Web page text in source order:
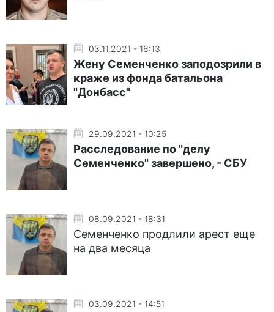
03.11.2021 - 16:13
Жену Семенченко заподозрили в
краже из фонда батальона
"Донбасс"
29.09.2021 - 10:25
Расследование по "делу
Семенченко" завершено, - СБУ
08.09.2021 - 18:31
Семенченко продлили арест еще
на два месяца
03.09.2021 - 14:51